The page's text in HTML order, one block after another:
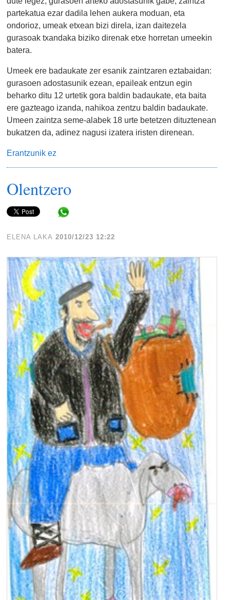
partekatua ezar dadila lehen aukera moduan, eta
ondorioz, umeak etxean bizi direla, izan daitezela
gurasoak txandaka biziko direnak etxe horretan umeekin
batera.
Umeek ere badaukate zer esanik zaintzaren eztabaidan:
gurasoen adostasunik ezean, epaileak entzun egin
beharko ditu 12 urtetik gora baldin badaukate, eta baita
ere gazteago izanda, nahikoa zentzu baldin badaukate.
Umeen zaintza seme-alabek 18 urte betetzen dituztenean
bukatzen da, adinez nagusi izatera iristen direnean.
Erantzunik ez
Olentzero
ELENA LAKA 2010/12/23 12:22